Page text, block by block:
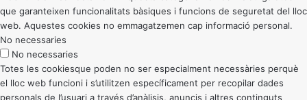
que garanteixen funcionalitats bàsiques i funcions de seguretat del lloc
web. Aquestes cookies no emmagatzemen cap informació personal.
No necessaries
No necessaries
Totes les cookiesque poden no ser especialment necessàries perquè
el lloc web funcioni i s’utilitzen específicament per recopilar dades
personals de l’usuari a través d’anàlisis, anuncis i altres continguts